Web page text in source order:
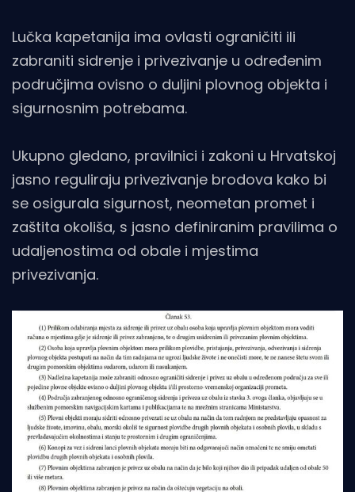
Lučka kapetanija ima ovlasti ograničiti ili
zabraniti sidrenje i privezivanje u određenim
područjima ovisno o duljini plovnog objekta i
sigurnosnim potrebama.
Ukupno gledano, pravilnici i zakoni u Hrvatskoj
jasno reguliraju privezivanje brodova kako bi
se osigurala sigurnost, neometan promet i
zaštita okoliša, s jasno definiranim pravilima o
udaljenostima od obale i mjestima
privezivanja.